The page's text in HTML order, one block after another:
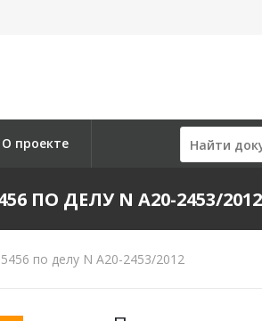
О проекте
ПО ДЕЛУ N А20-2453/2012
по делу N А20-2453/2012